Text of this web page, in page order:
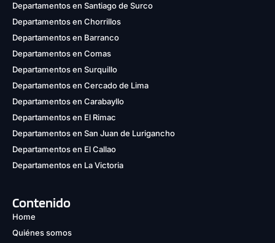
Departamentos en Santiago de Surco
Departamentos en Chorrillos
Departamentos en Barranco
Departamentos en Comas
Departamentos en Surquillo
Departamentos en Cercado de Lima
Departamentos en Carabayllo
Departamentos en El Rimac
Departamentos en San Juan de Lurigancho
Departamentos en El Callao
Departamentos en La Victoria
Contenido
Home
Quiénes somos